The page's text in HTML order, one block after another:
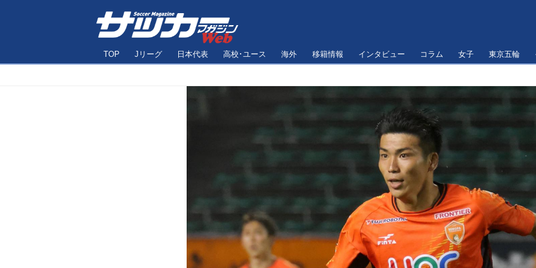
TOP Jリーグ 日本代表 高校･ユース 海外 移籍情報 インタビュー コラム 女子 東京五輪